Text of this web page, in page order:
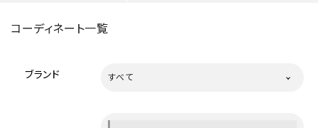
コーディネート一覧
ブランド すべて